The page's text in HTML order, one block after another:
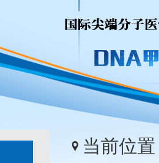
当前位